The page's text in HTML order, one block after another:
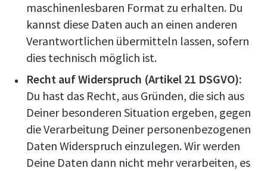
maschinenlesbaren Format zu erhalten. Du
kannst diese Daten auch an einen anderen
Verantwortlichen übermitteln lassen, sofern
dies technisch möglich ist.
Recht auf Widerspruch (Artikel 21 DSGVO):
Du hast das Recht, aus Gründen, die sich aus
Deiner besonderen Situation ergeben, gegen
die Verarbeitung Deiner personenbezogenen
Daten Widerspruch einzulegen. Wir werden
Deine Daten dann nicht mehr verarbeiten, es